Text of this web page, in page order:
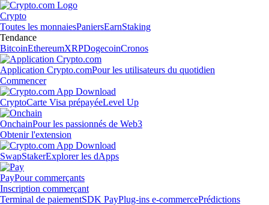
Crypto
Toutes les monnaiesPaniersEarnStaking
Tendance
BitcoinEthereumXRPDogecoinCronos
Application Crypto.comPour les utilisateurs du quotidien
Commencer
CryptoCarte Visa prépayéeLevel Up
OnchainPour les passionnés de Web3
Obtenir l'extension
SwapStakerExplorer les dApps
PayPour commerçants
Inscription commerçant
Terminal de paiementSDK PayPlug-ins e-commercePrédictions